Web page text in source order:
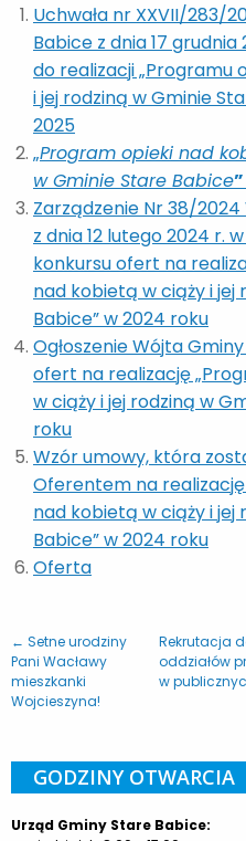
Uchwała nr XXVII/283/
Babice z dnia 17
do realizacji „Programu
i jej rodziną w Gminie
2025
„Program opieki nad
w Gminie Stare Babice”
Zarządzenie Nr 38/
z dnia 12 lutego 2024 r.
konkursu ofert na
nad kobietą w ciąży i jej
Babice” w 2024 roku
Ogłoszenie Wójta
ofert na realizację
w ciąży i jej rodziną w
roku
Wzór umowy, która
Oferentem na
nad kobietą w ciąży i jej
Babice” w 2024 roku
Oferta
← Setne urodziny
Pani Wacławy
mieszkanki
Wojcieszyna!
Rekrutacja
oddziałów
w
GODZINY OTWARCIA
Urząd Gminy Stare Babice: